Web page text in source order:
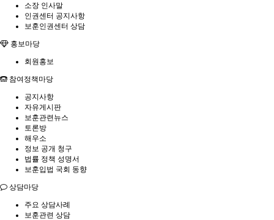
소장 인사말
인권센터 공지사항
보훈인권센터 상담
홍보마당
회원홍보
참여정책마당
공지사항
자유게시판
보훈관련뉴스
토론방
해우소
정보 공개 청구
법률 정책 성명서
보훈입법 국회 동향
상담마당
주요 상담사례
보훈관련 상담